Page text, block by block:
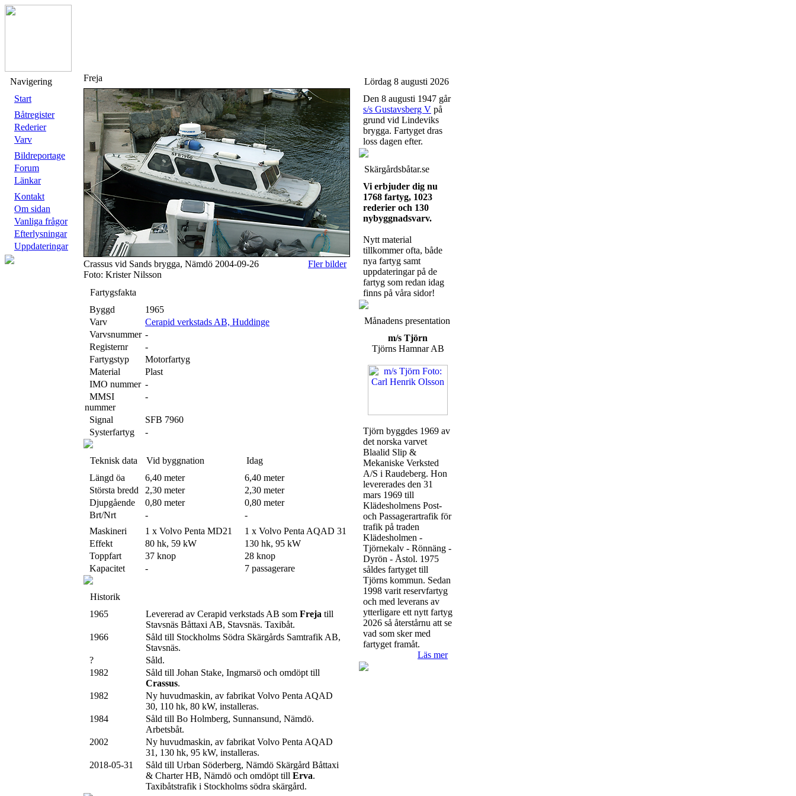
Navigering
Start
Båtregister
Rederier
Varv
Bildreportage
Forum
Länkar
Kontakt
Om sidan
Vanliga frågor
Efterlysningar
Uppdateringar
Freja
Crassus vid Sands brygga, Nämdö 2004-09-26
Foto: Krister Nilsson
Fler bilder
Fartygsfakta
Byggd
1965
Varv
Cerapid verkstads AB, Huddinge
Varvsnummer -
Registernr
-
Fartygstyp
Motorfartyg
Material
Plast
IMO nummer -
MMSI
nummer
-
Signal
SFB 7960
Systerfartyg
-
Teknisk data Vid byggnation
Idag
Längd öa
6,40 meter
6,40 meter
Största bredd
2,30 meter
2,30 meter
Djupgående
0,80 meter
0,80 meter
Brt/Nrt
-
-
Maskineri
1 x Volvo Penta MD21
1 x Volvo Penta AQAD 31
Effekt
80 hk, 59 kW
130 hk, 95 kW
Toppfart
37 knop
28 knop
Kapacitet
- 7 passagerare
Historik
1965
Levererad av Cerapid verkstads AB som Freja till
Stavsnäs Båttaxi AB, Stavsnäs. Taxibåt.
1966
Såld till Stockholms Södra Skärgårds Samtrafik AB,
Stavsnäs.
?
Såld.
1982
Såld till Johan Stake, Ingmarsö och omdöpt till
Crassus.
1982
Ny huvudmaskin, av fabrikat Volvo Penta AQAD
30, 110 hk, 80 kW, installeras.
1984
Såld till Bo Holmberg, Sunnansund, Nämdö.
Arbetsbåt.
2002
Ny huvudmaskin, av fabrikat Volvo Penta AQAD
31, 130 hk, 95 kW, installeras.
2018-05-31
Såld till Urban Söderberg, Nämdö Skärgård Båttaxi
& Charter HB, Nämdö och omdöpt till Erva.
Taxibåtstrafik i Stockholms södra skärgård.
Lördag 8 augusti 2026
Den 8 augusti 1947 går
s/s Gustavsberg V på
grund vid Lindeviks
brygga. Fartyget dras
loss dagen efter.
Skärgårdsbåtar.se
Vi erbjuder dig nu
1768 fartyg, 1023
rederier och 130
nybyggnadsvarv.
Nytt material
tillkommer ofta, både
nya fartyg samt
uppdateringar på de
fartyg som redan idag
finns på våra sidor!
Månadens presentation
m/s Tjörn
Tjörns Hamnar AB
Tjörn byggdes 1969 av
det norska varvet
Blaalid Slip &
Mekaniske Verksted
A/S i Raudeberg. Hon
levererades den 31
mars 1969 till
Klädesholmens Post-
och Passagerartrafik för
trafik på traden
Klädesholmen -
Tjörnekalv - Rönnäng -
Dyrön - Åstol. 1975
såldes fartyget till
Tjörns kommun. Sedan
1998 varit reservfartyg
och med leverans av
ytterligare ett nytt fartyg
2026 så återstårnu att se
vad som sker med
fartyget framåt.
Läs mer